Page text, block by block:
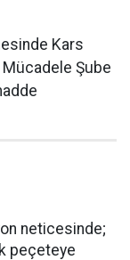
Kars
Şube
neticesinde;
peçeteye